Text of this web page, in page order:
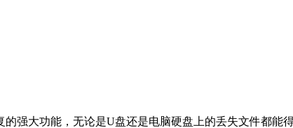
强大功能，无论是U盘还是电脑硬盘上的丢失文件都能